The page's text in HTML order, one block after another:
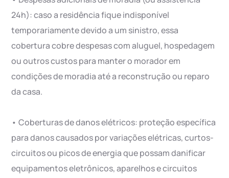
24h): caso a residência fique indisponível
temporariamente devido a um sinistro, essa
cobertura cobre despesas com aluguel, hospedagem
ou outros custos para manter o morador em
condições de moradia até a reconstrução ou reparo
da casa.
• Coberturas de danos elétricos: proteção específica
para danos causados por variações elétricas, curtos-
circuitos ou picos de energia que possam danificar
equipamentos eletrônicos, aparelhos e circuitos